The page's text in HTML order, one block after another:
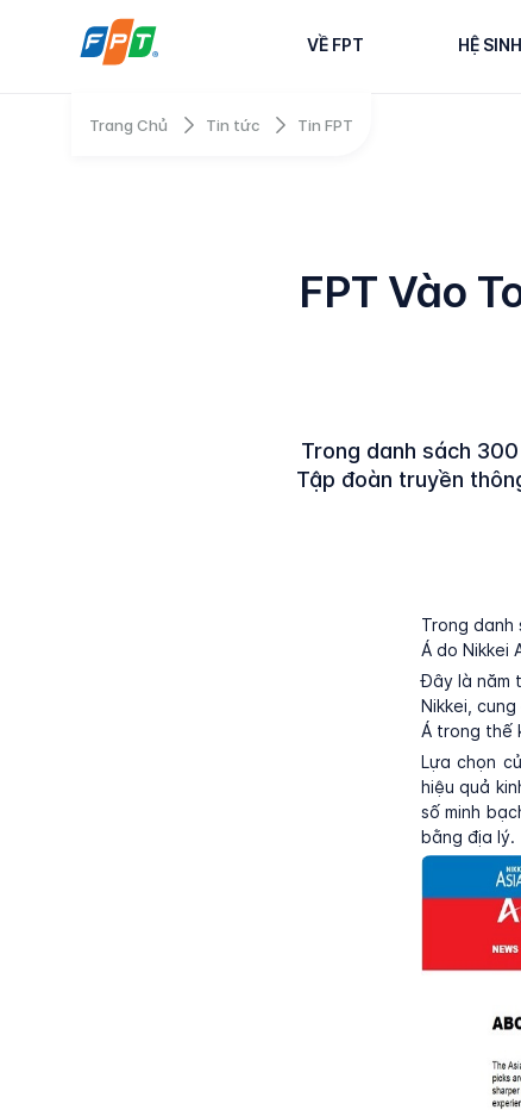
VỀ FPT HỆ
Trang Chủ Tin tức Tin FPT
FPT Vào
Trong danh sách
Tập đoàn truyền
Trong
Á do Nikkei
Đây là năm
Nikkei,
Á trong thế
Lựa chọn
hiệu quả
số minh
bằng địa lý.